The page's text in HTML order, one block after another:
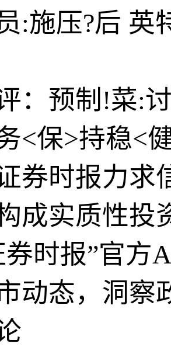
:施压?后 英
：预制!菜:
<保>持稳<
券时报力求
成实质性投
券时报”官方
动态，洞察